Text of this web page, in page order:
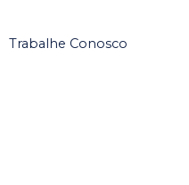
Trabalhe Conosco